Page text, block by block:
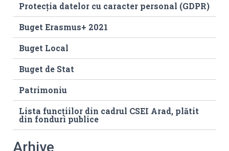
Protecția datelor cu caracter personal (GDPR)
Buget Erasmus+ 2021
Buget Local
Buget de Stat
Patrimoniu
Lista funcțiilor din cadrul CSEI Arad, plătit
din fonduri publice
Arhive